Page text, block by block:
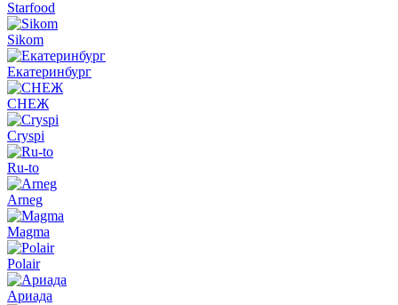
Starfood
Sikom
Екатеринбург
СНЕЖ
Cryspi
Ru-to
Arneg
Magma
Polair
Ариада